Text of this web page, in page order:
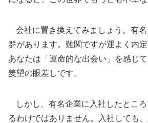
会社に置き換えてみましょう。有
群があります。難関ですが運よく内定
あなたは「運命的な出会い」を感じ
羨望の眼差しです。
しかし、有名企業に入社したとこ
るわけではありません。入社しても